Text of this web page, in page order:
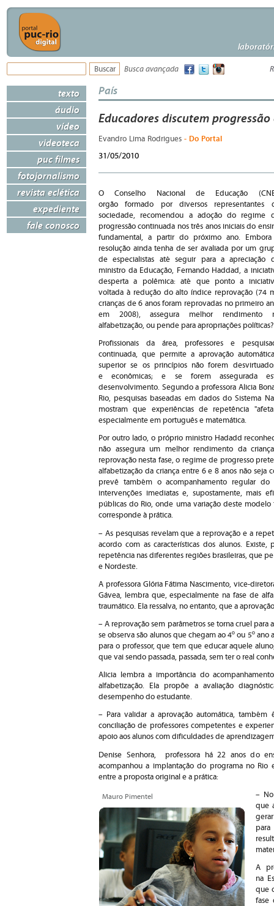
Busca avançada
texto
áudio
vídeo
videoteca
puc filmes
fotojornalismo
revista eclética
expediente
fale conosco
País
Educadores discutem
Evandro Lima Rodrigues - Do Portal
31/05/2010
O Conselho Nacional de Educação
orgão formado por diversos representantes
sociedade, recomendou a adoção do regime
progressão continuada nos três anos iniciais do
fundamental, a partir do próximo ano.
resolução ainda tenha de ser avaliada por um
de especialistas até seguir para a apreciação
ministro da Educação, Fernando Haddad, a
desperta a polêmica: até que ponto a
voltada à redução do alto índice reprovação (74
crianças de 6 anos foram reprovadas no primeiro
em 2008), assegura melhor rendimento
alfabetização, ou pende para apropriações
Profissionais da área, professores e
continuada, que permite a aprovação
superior se os princípios não forem
e econômicas; e se forem assegurada
desenvolvimento. Segundo a professora Alicia
Rio, pesquisas baseadas em dados do Sistema
mostram que experiências de repetência
especialmente em português e matemática.
Por outro lado, o próprio ministro Hadadd
não assegura um melhor rendimento da
reprovação nesta fase, o regime de progresso
alfabetização da criança entre 6 e 8 anos não seja
prevê também o acompanhamento regular
intervenções imediatas e, supostamente, mais
públicas do Rio, onde uma variação deste
corresponde à prática.
– As pesquisas revelam que a reprovação e a
acordo com as características dos alunos.
repetência nas diferentes regiões brasileiras, que
e Nordeste.
A professora Glória Fátima Nascimento, vice-
Gávea, lembra que, especialmente na fase de
traumático. Ela ressalva, no entanto, que a
– A reprovação sem parâmetros se torna cruel
se observa são alunos que chegam ao 4º ou 5º
para o professor, que tem que educar aquele
que vai sendo passada, passada, sem ter o real
Alicia lembra a importância do
alfabetização. Ela propõe a avaliação
desempenho do estudante.
– Para validar a aprovação automática,
conciliação de professores competentes e
apoio aos alunos com dificuldades de
Denise Senhora, professora há 22 anos do
acompanhou a implantação do programa no
entre a proposta original e a prática:
Mauro Pimentel
–
que
A
na
que
fase